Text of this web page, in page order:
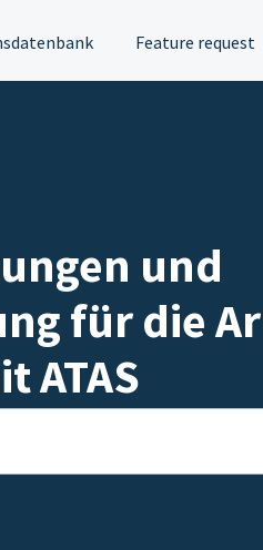
Feature request
und
für die
ATAS